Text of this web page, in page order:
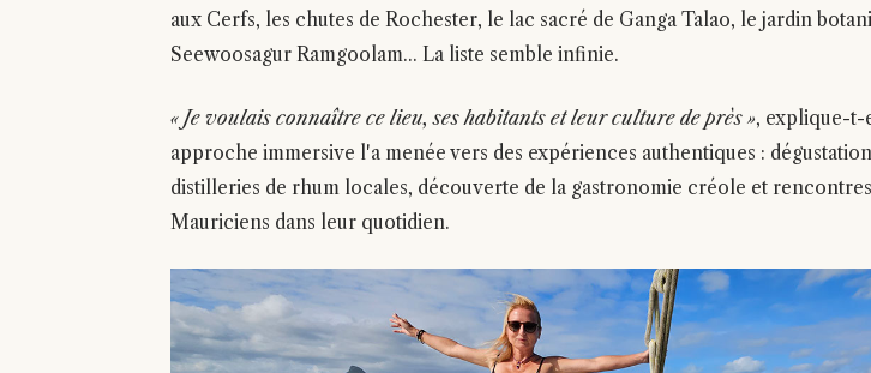
aux Cerfs, les chutes de Rochester, le lac sacré de Ganga Talao, le jardin
Seewoosagur Ramgoolam... La liste semble infinie.
« Je voulais connaître ce lieu, ses habitants et leur culture de près », explique-t-
approche immersive l'a menée vers des expériences authentiques :
distilleries de rhum locales, découverte de la gastronomie créole et
Mauriciens dans leur quotidien.